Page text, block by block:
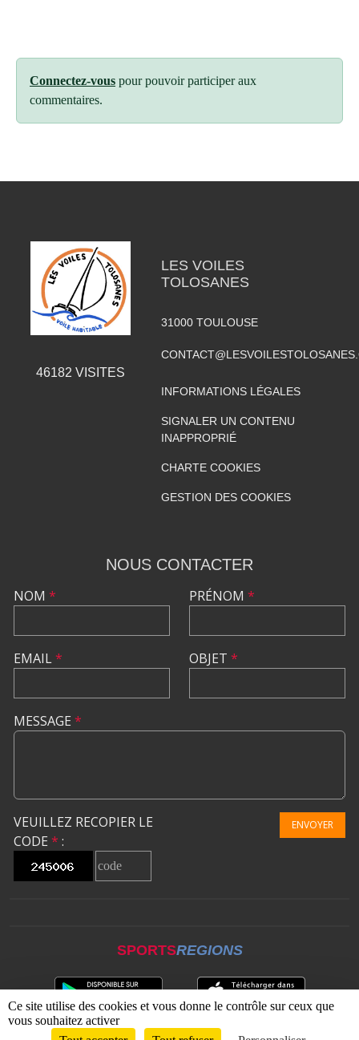
Connectez-vous pour pouvoir participer aux
commentaires.
46182 VISITES
LES VOILES
TOLOSANES
31000 TOULOUSE
INFORMATIONS LÉGALES
SIGNALER UN CONTENU
INAPPROPRIÉ
CHARTE COOKIES
GESTION DES COOKIES
NOUS CONTACTER
NOM *
EMAIL*
PRÉNOM *
OBJET *
MESSAGE *
VEUILLEZ RECOPIER LE
CODE * :
ENVOYER
SPORTSREGIONS
Ce site utilise des cookies et vous donne le contrôle sur ceux que
vous souhaitez activer